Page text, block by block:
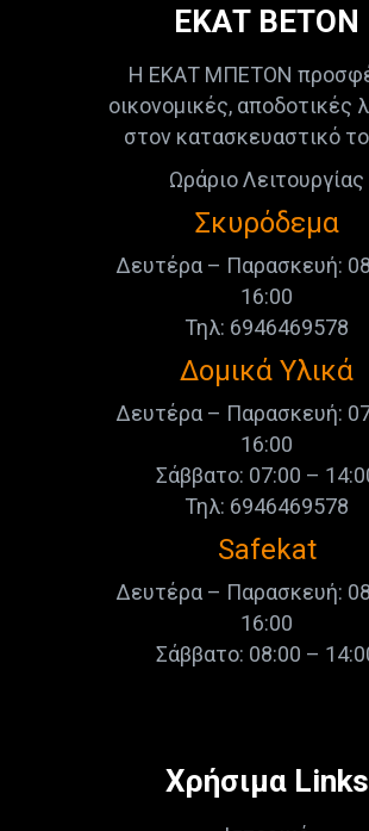
ΕΚΑΤ ΒΕΤΟΝ
Η ΕΚΑΤ ΜΠΕΤΟΝ
οικονομικές, αποδοτικές
στον κατασκευαστικό
Ωράριο Λειτουργίας
Σκυρόδεμα
Δευτέρα – Παρασκευή:
16:00
Τηλ: 6946469578
Δομικά Υλικά
Δευτέρα – Παρασκευή:
16:00
Σάββατο: 07:00 –
Τηλ: 6946469578
Safekat
Δευτέρα – Παρασκευή:
16:00
Σάββατο: 08:00 –
Χρήσιμα Links